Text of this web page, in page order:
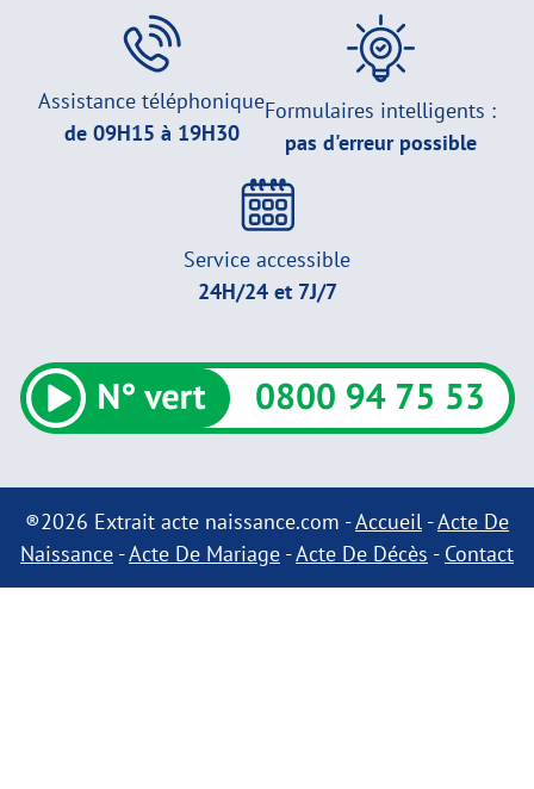
Assistance téléphonique
de 09H15 à 19H30
Formulaires intelligents :
pas d'erreur possible
Service accessible
24H/24 et 7J/7
®2026 Extrait acte naissance.com -Accueil -Acte De
Naissance -Acte De Mariage -Acte De Décès - Contact